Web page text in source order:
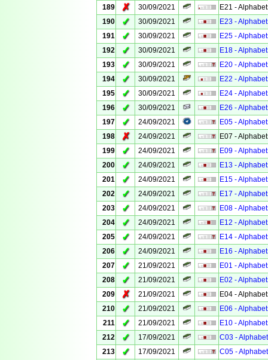
189
✗ 30/09/2021
E21 -
190
✓ 30/09/2021
E23 -
191
✓ 30/09/2021
E25 -
192
✓ 30/09/2021
E18 -
193
✓ 30/09/2021
E20 -
194
✓ 30/09/2021
E22 -
195
✓ 30/09/2021
E24 -
196
✓ 30/09/2021
E26 -
197
✓ 24/09/2021
E05 -
198
✗ 24/09/2021
E07 -
199
✓ 24/09/2021
E09 -
200
✓ 24/09/2021
E13 -
201
✓ 24/09/2021
E15 -
202
✓ 24/09/2021
E17 -
203
✓ 24/09/2021
E08 -
204
✓ 24/09/2021
E12 -
205
✓ 24/09/2021
E14 -
206
✓ 24/09/2021
E16 -
207
✓ 21/09/2021
E01 -
208
✓ 21/09/2021
E02 -
209
✗ 21/09/2021
E04 -
210
✓ 21/09/2021
E06 -
211
✓ 21/09/2021
E10 -
212
✓ 17/09/2021
C03 -
213
✓ 17/09/2021
C05 -